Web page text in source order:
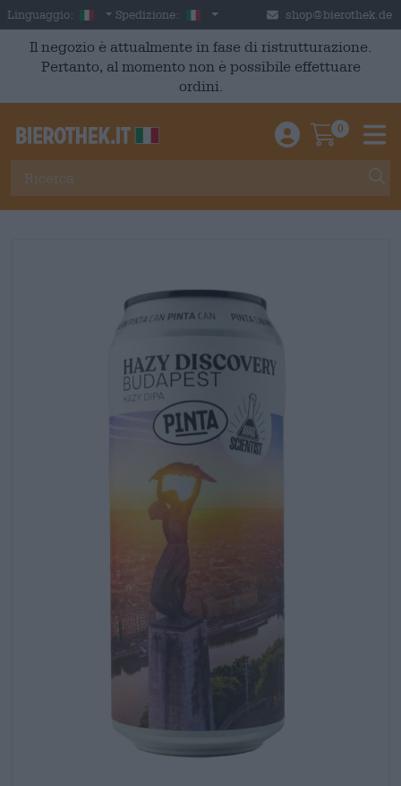
Skip to main content
Linguaggio: Italian
Spedizione: Italia shop@bierothek.de
Il negozio è attualmente in fase di ristrutturazione.
Pertanto, al momento non è possibile effettuare
ordini.
Einloggen /
0